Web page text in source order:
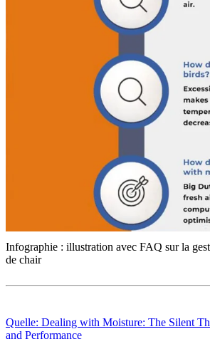
Infographie : illustration avec FAQ sur la
de chair
Quelle: Dealing with Moisture: The Silent
and Performance